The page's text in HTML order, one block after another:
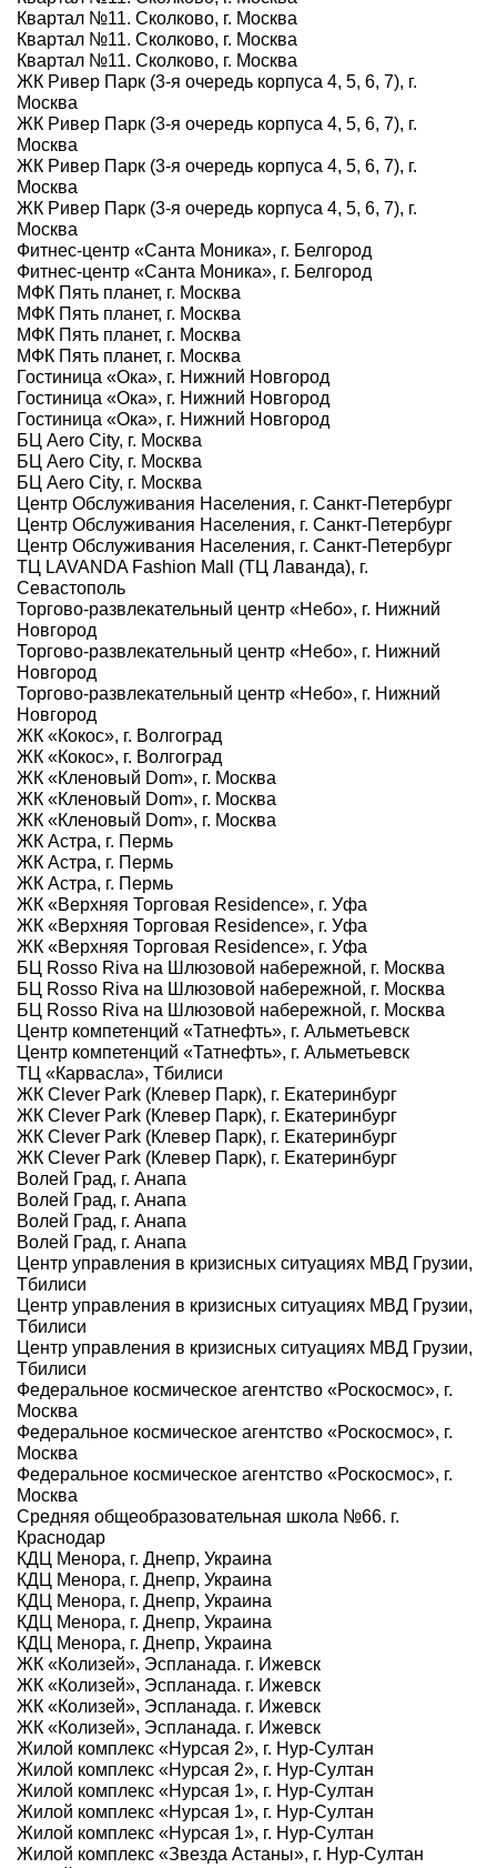
Квартал №11. Сколково, г. Москва
Квартал №11. Сколково, г. Москва
Квартал №11. Сколково, г. Москва
ЖК Ривер Парк (3-я очередь корпуса 4, 5, 6, 7), г.
Москва
ЖК Ривер Парк (3-я очередь корпуса 4, 5, 6, 7), г.
Москва
ЖК Ривер Парк (3-я очередь корпуса 4, 5, 6, 7), г.
Москва
ЖК Ривер Парк (3-я очередь корпуса 4, 5, 6, 7), г.
Москва
Фитнес-центр «Санта Моника», г. Белгород
Фитнес-центр «Санта Моника», г. Белгород
МФК Пять планет, г. Москва
МФК Пять планет, г. Москва
МФК Пять планет, г. Москва
МФК Пять планет, г. Москва
Гостиница «Ока», г. Нижний Новгород
Гостиница «Ока», г. Нижний Новгород
Гостиница «Ока», г. Нижний Новгород
БЦ Aero City, г. Москва
БЦ Aero City, г. Москва
БЦ Aero City, г. Москва
Центр Обслуживания Населения, г. Санкт-Петербург
Центр Обслуживания Населения, г. Санкт-Петербург
Центр Обслуживания Населения, г. Санкт-Петербург
ТЦ LAVANDA Fashion Mall (ТЦ Лаванда), г.
Севастополь
Торгово-развлекательный центр «Небо», г. Нижний
Новгород
Торгово-развлекательный центр «Небо», г. Нижний
Новгород
Торгово-развлекательный центр «Небо», г. Нижний
Новгород
ЖК «Кокос», г. Волгоград
ЖК «Кокос», г. Волгоград
ЖК «Кленовый Dom», г. Москва
ЖК «Кленовый Dom», г. Москва
ЖК «Кленовый Dom», г. Москва
ЖК Астра, г. Пермь
ЖК Астра, г. Пермь
ЖК Астра, г. Пермь
ЖК «Верхняя Торговая Residence», г. Уфа
ЖК «Верхняя Торговая Residence», г. Уфа
ЖК «Верхняя Торговая Residence», г. Уфа
БЦ Rosso Riva на Шлюзовой набережной, г. Москва
БЦ Rosso Riva на Шлюзовой набережной, г. Москва
БЦ Rosso Riva на Шлюзовой набережной, г. Москва
Центр компетенций «Татнефть», г. Альметьевск
Центр компетенций «Татнефть», г. Альметьевск
ТЦ «Карвасла», Тбилиси
ЖК Clever Park (Клевер Парк), г. Екатеринбург
ЖК Clever Park (Клевер Парк), г. Екатеринбург
ЖК Clever Park (Клевер Парк), г. Екатеринбург
ЖК Clever Park (Клевер Парк), г. Екатеринбург
Волей Град, г. Анапа
Волей Град, г. Анапа
Волей Град, г. Анапа
Волей Град, г. Анапа
Центр управления в кризисных ситуациях МВД Грузии,
Тбилиси
Центр управления в кризисных ситуациях МВД Грузии,
Тбилиси
Центр управления в кризисных ситуациях МВД Грузии,
Тбилиси
Федеральное космическое агентство «Роскосмос», г.
Москва
Федеральное космическое агентство «Роскосмос», г.
Москва
Федеральное космическое агентство «Роскосмос», г.
Москва
Средняя общеобразовательная школа №66. г.
Краснодар
КДЦ Менора, г. Днепр, Украина
КДЦ Менора, г. Днепр, Украина
КДЦ Менора, г. Днепр, Украина
КДЦ Менора, г. Днепр, Украина
КДЦ Менора, г. Днепр, Украина
ЖК «Колизей», Эспланада. г. Ижевск
ЖК «Колизей», Эспланада. г. Ижевск
ЖК «Колизей», Эспланада. г. Ижевск
ЖК «Колизей», Эспланада. г. Ижевск
Жилой комплекс «Нурсая 2», г. Нур-Султан
Жилой комплекс «Нурсая 2», г. Нур-Султан
Жилой комплекс «Нурсая 1», г. Нур-Султан
Жилой комплекс «Нурсая 1», г. Нур-Султан
Жилой комплекс «Нурсая 1», г. Нур-Султан
Жилой комплекс «Звезда Астаны», г. Нур-Султан